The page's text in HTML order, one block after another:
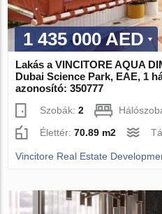
1 435 000 AED
Lakás a VINCITORE AQUA
Dubai Science Park, EAE, 1
azonosító: 350777
Szobák:2
Élettér:70.89 m2
Vincitore Real Estate